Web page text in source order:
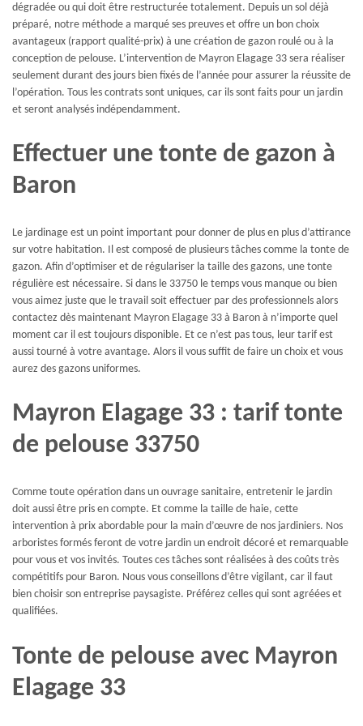
dégradée ou qui doit être restructurée totalement. Depuis un sol déjà
préparé, notre méthode a marqué ses preuves et offre un bon choix
avantageux (rapport qualité-prix) à une création de gazon roulé ou à la
conception de pelouse. L’intervention de Mayron Elagage 33 sera réaliser
seulement durant des jours bien fixés de l’année pour assurer la réussite de
l’opération. Tous les contrats sont uniques, car ils sont faits pour un jardin
et seront analysés indépendamment.
Effectuer une tonte de gazon à
Baron
Le jardinage est un point important pour donner de plus en plus d’attirance
sur votre habitation. Il est composé de plusieurs tâches comme la tonte de
gazon. Afin d’optimiser et de régulariser la taille des gazons, une tonte
régulière est nécessaire. Si dans le 33750 le temps vous manque ou bien
vous aimez juste que le travail soit effectuer par des professionnels alors
contactez dès maintenant Mayron Elagage 33 à Baron à n’importe quel
moment car il est toujours disponible. Et ce n’est pas tous, leur tarif est
aussi tourné à votre avantage. Alors il vous suffit de faire un choix et vous
aurez des gazons uniformes.
Mayron Elagage 33 : tarif tonte
de pelouse 33750
Comme toute opération dans un ouvrage sanitaire, entretenir le jardin
doit aussi être pris en compte. Et comme la taille de haie, cette
intervention à prix abordable pour la main d’œuvre de nos jardiniers. Nos
arboristes formés feront de votre jardin un endroit décoré et remarquable
pour vous et vos invités. Toutes ces tâches sont réalisées à des coûts très
compétitifs pour Baron. Nous vous conseillons d’être vigilant, car il faut
bien choisir son entreprise paysagiste. Préférez celles qui sont agréées et
qualifiées.
Tonte de pelouse avec Mayron
Elagage 33